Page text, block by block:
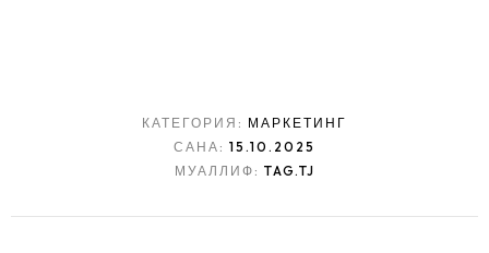
КАТЕГОРИЯ: МАРКЕТИНГ
САНА: 15.10.2025
МУАЛЛИФ: TAG.TJ